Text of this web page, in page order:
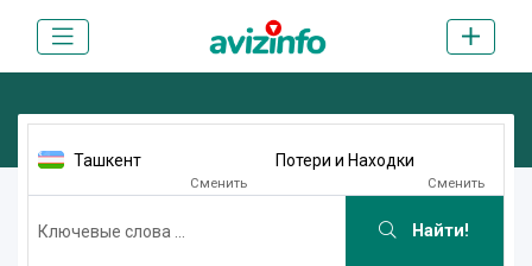
Ташкент
Сменить
Потери и Находки
Сменить
Найти!